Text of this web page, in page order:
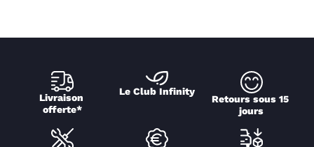
Livraison
offerte*
Le Club Infinity
Retours sous 15
jours